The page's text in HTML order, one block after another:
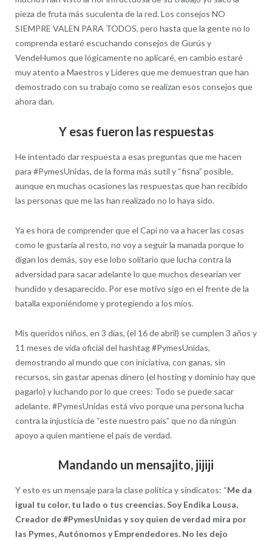
pieza de fruta más suculenta de la red. Los consejos NO
SIEMPRE VALEN PARA TODOS, pero hasta que la gente no lo
comprenda estaré escuchando consejos de Gurús y
VendeHumos que lógicamente no aplicaré, en cambio estaré
muy atento a Maestros y Líderes que me demuestran que han
demostrado con su trabajo como se realizan esos consejos que
ahora dan.
Y esas fueron las respuestas
He intentado dar respuesta a esas preguntas que me hacen
para #PymesUnidas, de la forma más sutil y “fisna” posible,
aunque en muchas ocasiones las respuestas que han recibido
las personas que me las han realizado no lo haya sido.
Ya es hora de comprender que el Capi no va a hacer las cosas
como le gustaría al resto, no voy a seguir la manada porque lo
digan los demás, soy ese lobo solitario que lucha contra la
adversidad para sacar adelante lo que muchos desearían ver
hundido y desaparecido. Por ese motivo sigo en el frente de la
batalla exponiéndome y protegiendo a los míos.
Mis queridos niños, en 3 días, (el 16 de abril) se cumplen 3 años y
11 meses de vida oficial del hashtag #PymesUnidas,
demostrando al mundo que con iniciativa, con ganas, sin
recursos, sin gastar apenas dinero (el hosting y dominio hay que
pagarlo) y luchando por lo que crees: Todo se puede sacar
adelante. #PymesUnidas está vivo porque una persona lucha
contra la injusticia de “este nuestro país” que no da ningún
apoyo a quien mantiene el país de verdad.
Mandando un mensajito, jijiji
Y esto es un mensaje para la clase política y sindicatos: “Me da
igual tu color, tu lado o tus creencias. Soy Endika Lousa,
Creador de #PymesUnidas y soy quien de verdad mira por
las Pymes, Autónomos y Emprendedores. No les dejo